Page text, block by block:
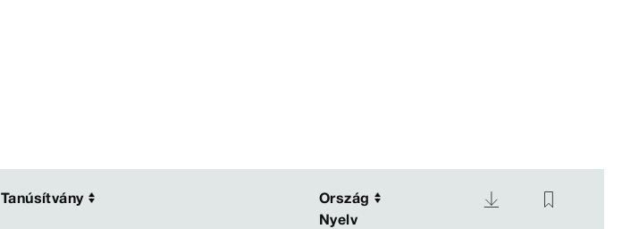
Tanúsítvány
Ország
Nyelv
Tanúsítvány
Ország
Nyelv